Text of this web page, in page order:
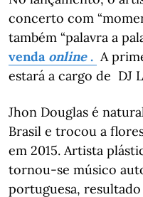
concerto com
também “palavra a
venda online. A
estará a cargo de DJ
Jhon Douglas é
Brasil e trocou a
em 2015. Artista
tornou-se músico
portuguesa,